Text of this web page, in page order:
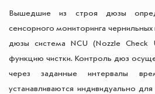
Вышедшие из строя дюзы
сенсорного мониторинга
дюзы система NCU (Nozzle Check
функцию чистки. Контроль дюз
через заданные интервалы
устанавливаются индивидуально